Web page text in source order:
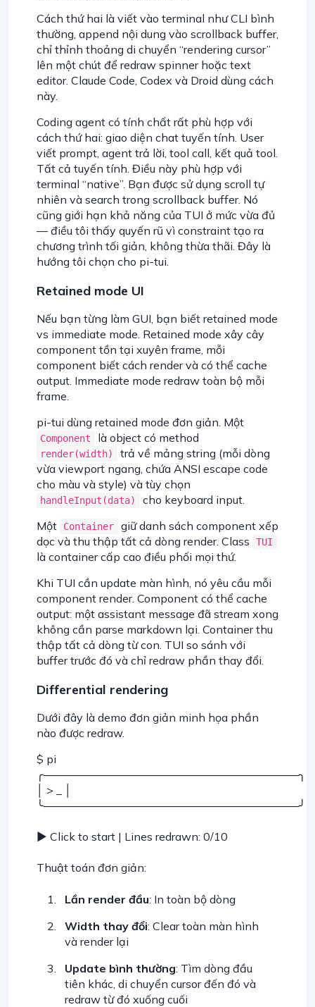
Cách thứ hai là viết vào terminal như CLI bình
thường, append nội dung vào scrollback buffer,
chỉ thỉnh thoảng di chuyển “rendering cursor”
lên một chút để redraw spinner hoặc text
editor. Claude Code, Codex và Droid dùng cách
này.
Coding agent có tính chất rất phù hợp với
cách thứ hai: giao diện chat tuyến tính. User
viết prompt, agent trả lời, tool call, kết quả tool.
Tất cả tuyến tính. Điều này phù hợp với
terminal “native”. Bạn được sử dụng scroll tự
nhiên và search trong scrollback buffer. Nó
cũng giới hạn khả năng của TUI ở mức vừa đủ
— điều tôi thấy quyến rũ vì constraint tạo ra
chương trình tối giản, không thừa thãi. Đây là
hướng tôi chọn cho pi-tui.
Retained mode UI
Nếu bạn từng làm GUI, bạn biết retained mode
vs immediate mode. Retained mode xây cây
component tồn tại xuyên frame, mỗi
component biết cách render và có thể cache
output. Immediate mode redraw toàn bộ mỗi
frame.
pi-tui dùng retained mode đơn giản. Một
Component là object có method
render(width)
trả về mảng string (mỗi dòng
vừa viewport ngang, chứa ANSI escape code
cho màu và style) và tùy chọn
handleInput(data)
cho keyboard input.
Một
Container
giữ danh sách component xếp
dọc và thu thập tất cả dòng render. Class
TUI
là container cấp cao điều phối mọi thứ.
Khi TUI cần update màn hình, nó yêu cầu mỗi
component render. Component có thể cache
output: một assistant message đã stream xong
không cần parse markdown lại. Container thu
thập tất cả dòng từ con. TUI so sánh với
buffer trước đó và chỉ redraw phần thay đổi.
Differential rendering
Dưới đây là demo đơn giản minh họa phần
nào được redraw.
$ pi
╭─────────────────────────────────╮
│ > _ │
╰─────────────────────────────────╯
▶ Click to start | Lines redrawn: 0/10
Thuật toán đơn giản:
Lần render đầu: In toàn bộ dòng
Width thay đổi: Clear toàn màn hình
và render lại
Update bình thường: Tìm dòng đầu
tiên khác, di chuyển cursor đến đó và
redraw từ đó xuống cuối